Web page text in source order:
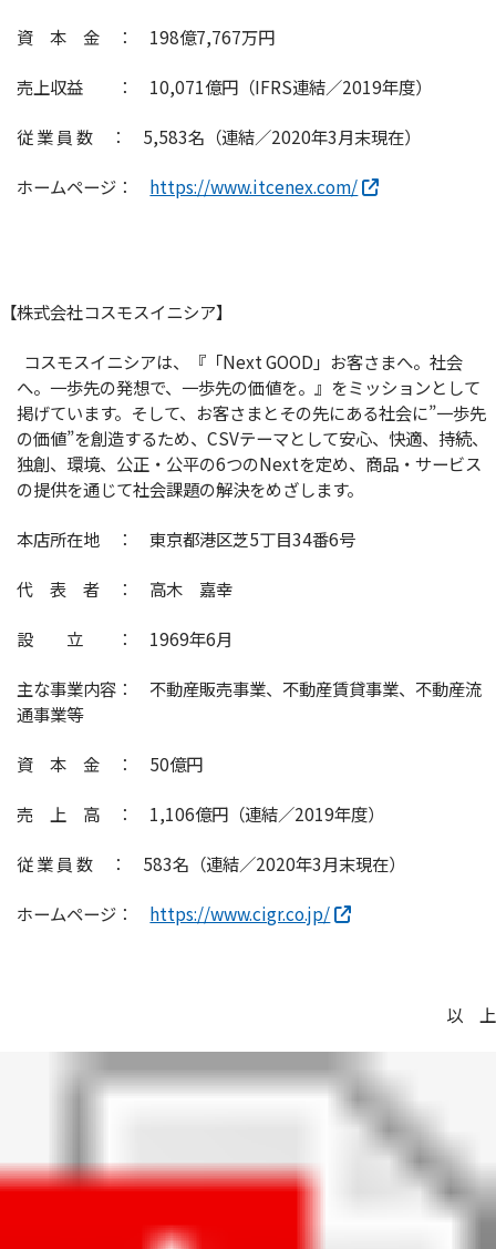
資 本 金 ： 198億7,767万円
売上収益 ： 10,071億円（IFRS連結／2019年度）
従 業 員 数 ： 5,583名（連結／2020年3月末現在）
ホームページ： https://www.itcenex.com/
【株式会社コスモスイニシア】
コスモスイニシアは、『「Next GOOD」お客さまへ。社会
へ。一歩先の発想で、一歩先の価値を。』をミッションとして
掲げています。そして、お客さまとその先にある社会に”一歩先
の価値”を創造するため、CSVテーマとして安心、快適、持続、
独創、環境、公正・公平の6つのNextを定め、商品・サービス
の提供を通じて社会課題の解決をめざします。
本店所在地 ： 東京都港区芝5丁目34番6号
代 表 者 ： 高木 嘉幸
設 立 ： 1969年6月
主な事業内容： 不動産販売事業、不動産賃貸事業、不動産流
通事業等
資 本 金 ： 50億円
売 上 高 ： 1,106億円（連結／2019年度）
従 業 員 数 ： 583名（連結／2020年3月末現在）
ホームページ： https://www.cigr.co.jp/
以 上